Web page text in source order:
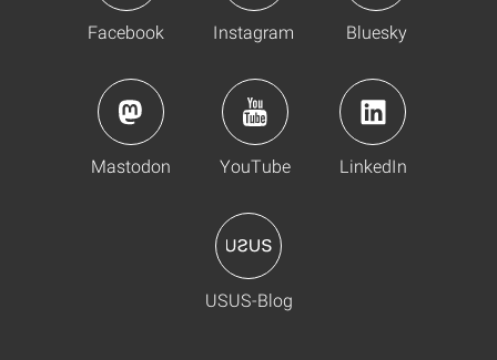
Facebook Instagram Bluesky
Mastodon YouTube LinkedIn
USUS-Blog